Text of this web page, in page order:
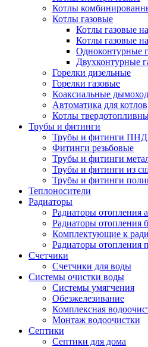
Котлы
Котлы газовые
Котлы газовые
Котлы газовые
Одноконтурные
Двухконтурные
Горелки дизельные
Горелки газовые
Коаксиальные
Автоматика для котлов
Котлы
Трубы и фитинги
Трубы и фитинги ПНД
Фитинги резьбовые
Трубы и фитинги
Трубы и фитинги из
Трубы и фитинги
Теплоносители
Радиаторы
Радиаторы отопления
Радиаторы отопления
Комплектующие к
Радиаторы отопления
Cчетчики
Счетчики для воды
Системы очистки воды
Системы умягчения
Обезжелезивание
Комплексная
Монтаж водоочистки
Септики
Септики для дома